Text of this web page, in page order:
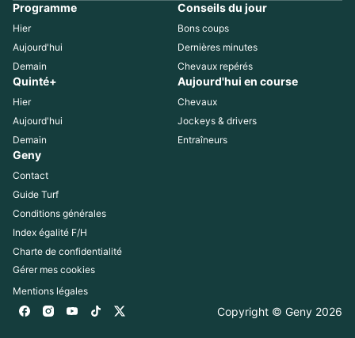
Programme
Hier
Aujourd'hui
Demain
Conseils du jour
Bons coups
Dernières minutes
Chevaux repérés
Quinté+
Hier
Aujourd'hui
Demain
Aujourd'hui en course
Chevaux
Jockeys & drivers
Entraîneurs
Geny
Contact
Guide Turf
Conditions générales
Index égalité F/H
Charte de confidentialité
Gérer mes cookies
Mentions légales
Copyright © Geny 2026